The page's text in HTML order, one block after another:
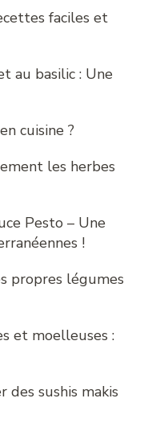
faciles et
au basilic : Une
cuisine ?
les herbes
Pesto – Une
!
propres légumes
et moelleuses :
sushis makis